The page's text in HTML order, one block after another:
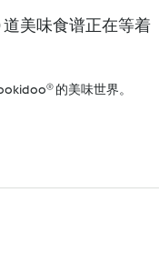
美味食谱正在等着
的美味世界。